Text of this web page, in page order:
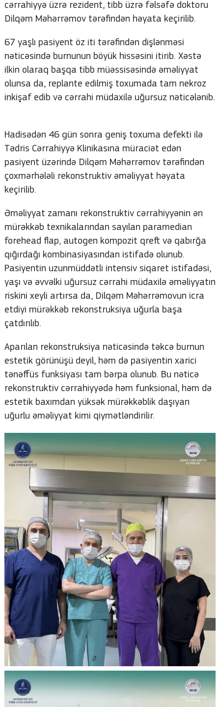
cərrahiyyə üzrə rezident, tibb üzrə fəlsəfə doktoru
Dilqəm Məhərrəmov tərəfindən həyata keçirilib.
67 yaşlı pasiyent öz iti tərəfindən dişlənməsi
nəticəsində burnunun böyük hissəsini itirib. Xəstə
ilkin olaraq başqa tibb müəssisəsində əməliyyat
olunsa da, replante edilmiş toxumada tam nekroz
inkişaf edib və cərrahi müdaxilə uğursuz nəticələnib.
Hadisədən 46 gün sonra geniş toxuma defekti ilə
Tədris Cərrahiyyə Klinikasına müraciət edən
pasiyent üzərində Dilqəm Məhərrəmov tərəfindən
çoxmərhələli rekonstruktiv əməliyyat həyata
keçirilib.
Əməliyyat zamanı rekonstruktiv cərrahiyyənin ən
mürəkkəb texnikalarından sayılan paramedian
forehead flap, autogen kompozit qreft və qabırğa
qığırdağı kombinasiyasından istifadə olunub.
Pasiyentin uzunmüddətli intensiv siqaret istifadəsi,
yaşı və əvvəlki uğursuz cərrahi müdaxilə əməliyyatın
riskini xeyli artırsa da, Dilqəm Məhərrəmovun icra
etdiyi mürəkkəb rekonstruksiya uğurla başa
çatdırılıb.
Aparılan rekonstruksiya nəticəsində təkcə burnun
estetik görünüşü deyil, həm də pasiyentin xarici
tənəffüs funksiyası tam bərpa olunub. Bu nəticə
rekonstruktiv cərrahiyyədə həm funksional, həm də
estetik baxımdan yüksək mürəkkəblik daşıyan
uğurlu əməliyyat kimi qiymətləndirilir.